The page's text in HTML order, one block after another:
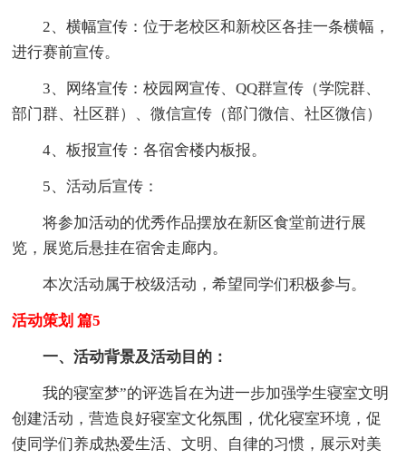
2、横幅宣传：位于老校区和新校区各挂一条横幅，
进行赛前宣传。
3、网络宣传：校园网宣传、QQ群宣传（学院群、
部门群、社区群）、微信宣传（部门微信、社区微信）
4、板报宣传：各宿舍楼内板报。
5、活动后宣传：
将参加活动的优秀作品摆放在新区食堂前进行展
览，展览后悬挂在宿舍走廊内。
本次活动属于校级活动，希望同学们积极参与。
活动策划 篇5
一、活动背景及活动目的：
我的寝室梦”的评选旨在为进一步加强学生寝室文明
创建活动，营造良好寝室文化氛围，优化寝室环境，促
使同学们养成热爱生活、文明、自律的习惯，展示对美